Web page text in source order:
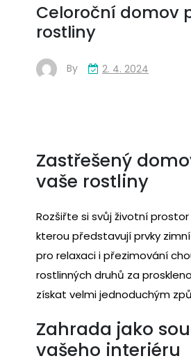
Celoroční domov
rostliny
By 2. 4. 2024
Zastřešený
vaše rostliny
Rozšiřte si svůj životní
kterou představují prvky
pro relaxaci i přezimování
rostlinných druhů za
získat velmi jednoduchým
Zahrada jako
vašeho interiéru